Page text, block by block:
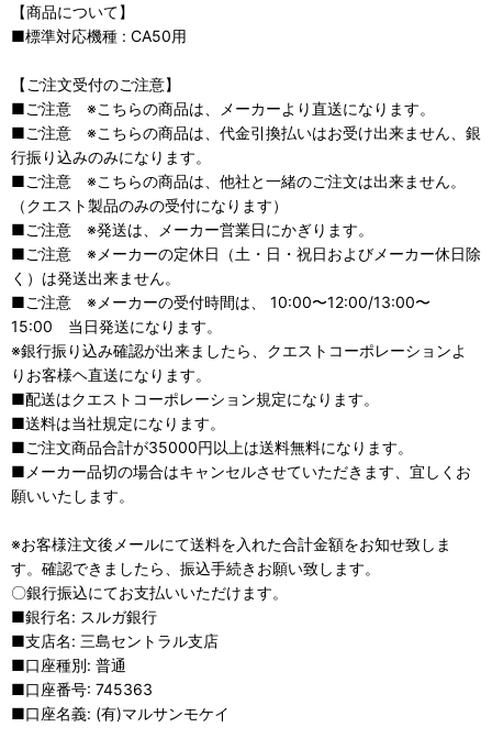
【商品について】
■標準対応機種 : CA50用
【ご注文受付のご注意】
■ご注意 ※こちらの商品は、メーカーより直送になります。
■ご注意 ※こちらの商品は、代金引換払いはお受け出来ません、銀
行振り込みのみになります。
■ご注意 ※こちらの商品は、他社と一緒のご注文は出来ません。
（クエスト製品のみの受付になります）
■ご注意 ※発送は、メーカー営業日にかぎります。
■ご注意 ※メーカーの定休日（土・日・祝日およびメーカー休日除
く）は発送出来ません。
■ご注意 ※メーカーの受付時間は、 10:00〜12:00/13:00〜
15:00 当日発送になります。
※銀行振り込み確認が出来ましたら、クエストコーポレーションよ
りお客様ヘ直送になります。
■配送はクエストコーポレーション規定になります。
■送料は当社規定になります。
■ご注文商品合計が35000円以上は送料無料になります。
■メーカー品切の場合はキャンセルさせていただきます、宜しくお
願いいたします。
※お客様注文後メールにて送料を入れた合計金額をお知せ致しま
す。確認できましたら、振込手続きお願い致します。
〇銀行振込にてお支払いいただけます。
■銀行名: スルガ銀行
■支店名: 三島セントラル支店
■口座種別: 普通
■口座番号: 745363
■口座名義: (有)マルサンモケイ